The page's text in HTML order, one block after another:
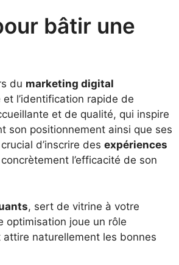
bâtir une
du marketing digital
l’identification rapide de
et de qualité, qui inspire
son positionnement ainsi que ses
d’inscrire des expériences
l’efficacité de son
, sert de vitrine à votre
optimisation joue un rôle
naturellement les bonnes